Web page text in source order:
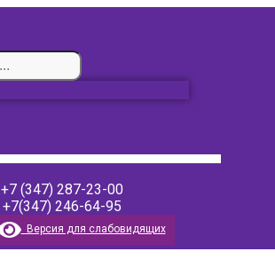
+7 (347) 287-23-00
+7(347) 246-64-95
Версия для слабовидящих